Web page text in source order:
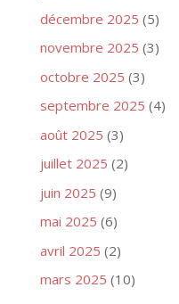
décembre 2025 (5)
novembre 2025 (3)
octobre 2025 (3)
septembre 2025 (4)
août 2025 (3)
juillet 2025 (2)
juin 2025 (9)
mai 2025 (6)
avril 2025 (2)
mars 2025 (10)